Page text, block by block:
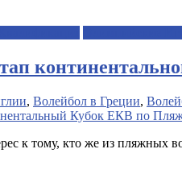
, Волейбол в Греции,
Кубок ЕКВ по
к тому, кто же из